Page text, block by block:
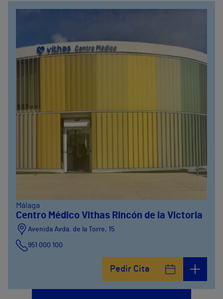
Málaga
Centro Médico Vithas Rincón de la Victoria
Avenida Avda. de la Torre, 15
951 000 100
Pedir Cita